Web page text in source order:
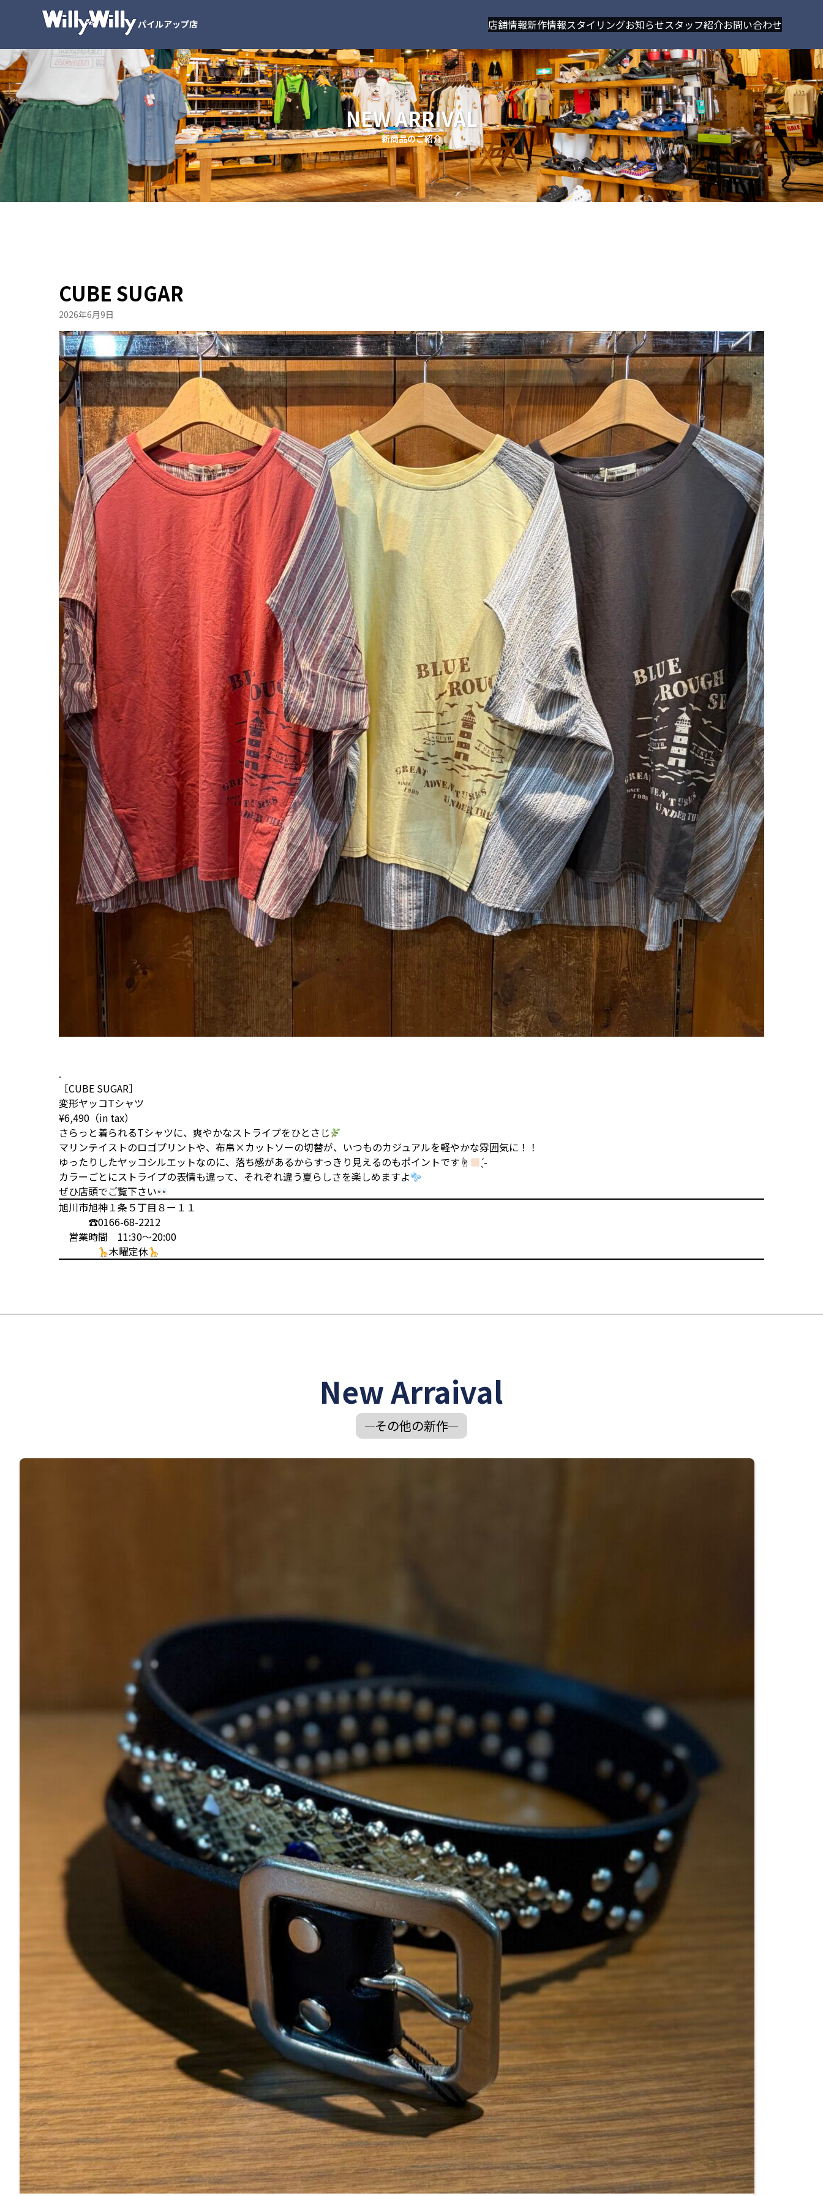
ス
キ
ッ
プ
パイルアップ店 店舗情報新作情報スタイリングお知らせスタッフ紹介お問い合わせ
NEW ARRIVAL
新商品のご紹介
CUBE SUGAR
2026年6月9日
.
［CUBE SUGAR］
変形ヤッコTシャツ
¥6,490（in tax）
さらっと着られるTシャツに、爽やかなストライプをひとさじ
マリンテイストのロゴプリントや、布帛×カットソーの切替が、いつものカジュアルを軽やかな雰囲気に！！
ゆったりしたヤッコシルエットなのに、落ち感があるからすっきり見えるのもポイントです☝
̖́-‬
カラーごとにストライプの表情も違って、それぞれ違う夏らしさを楽しめますよ
ぜひ店頭でご覧下さい
旭川市旭神１条５丁目８ー１１
☎︎0166-68-2212
営業時間 11:30〜20:00
木曜定休
New Arraival
その他の新作